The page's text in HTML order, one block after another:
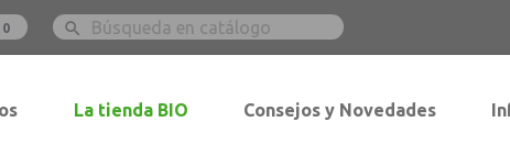

La tienda BIO Consejos y Novedades